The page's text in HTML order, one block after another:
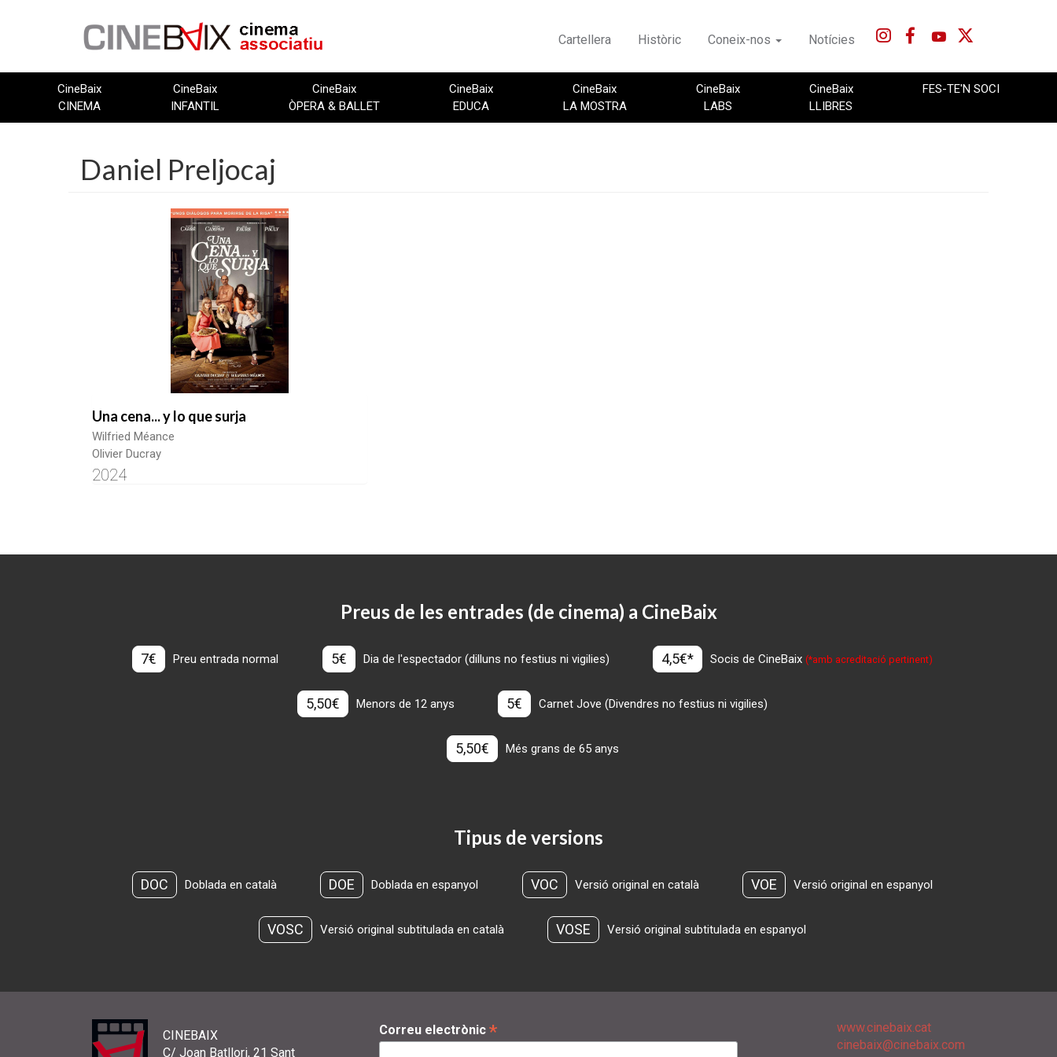
Cartellera Històric Coneix-nos Notícies
CineBaix
CINEMA
CineBaix
INFANTIL
CineBaix
ÒPERA & BALLET
CineBaix
EDUCA
CineBaix
LA MOSTRA
CineBaix
LABS
CineBaix
LLIBRES
FES-TE'N SOCI
Daniel Preljocaj
Una cena... y lo que surja
Wilfried Méance
Olivier Ducray
2024
Preus de les entrades (de cinema) a CineBaix
7€ Preu entrada normal 5€ Dia de l'espectador (dilluns no festius ni vigilies) 4,5€* Socis de CineBaix(*amb acreditació pertinent)
5,50€ Menors de 12 anys 5€ Carnet Jove (Divendres no festius ni vigilies)
5,50€ Més grans de 65 anys
Tipus de versions
DOC Doblada en català DOE Doblada en espanyol VOC Versió original en català VOE Versió original en espanyol
VOSC Versió original subtitulada en català VOSE Versió original subtitulada en espanyol
CINEBAIX
C/ Joan Batllori, 21 Sant
Correu electrònic *
www.cinebaix.cat
cinebaix@cinebaix.com